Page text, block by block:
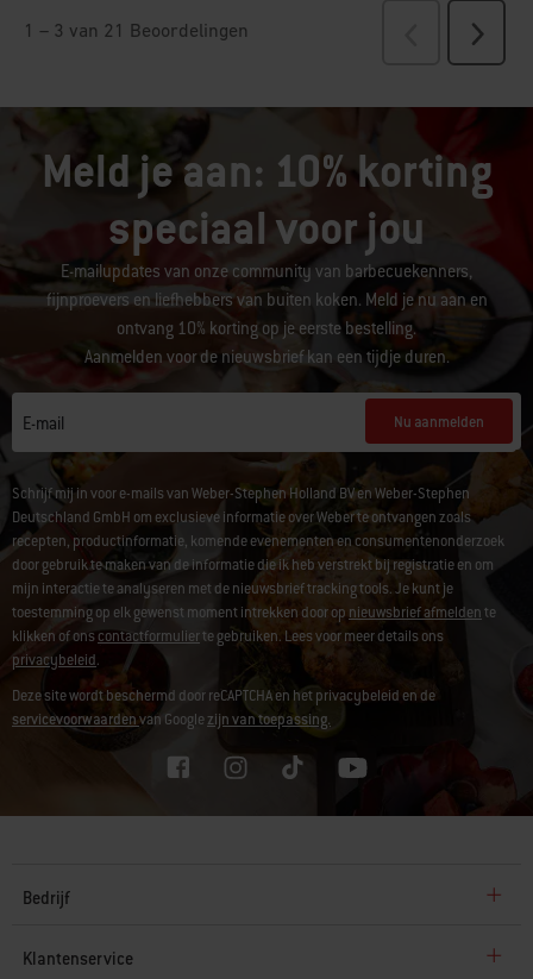
Meld je aan: 10% korting
speciaal voor jou
E-mailupdates van onze community van barbecuekenners,
fijnproevers en liefhebbers van buiten koken. Meld je nu aan en
ontvang 10% korting op je eerste bestelling.
Aanmelden voor de nieuwsbrief kan een tijdje duren.
E-mail Nu aanmelden
Schrijf mij in voor e-mails van Weber-Stephen Holland BV en Weber-Stephen
Deutschland GmbH om exclusieve informatie over Weber te ontvangen zoals
recepten, productinformatie, komende evenementen en consumentenonderzoek
door gebruik te maken van de informatie die ik heb verstrekt bij registratie en om
mijn interactie te analyseren met de nieuwsbrief tracking tools. Je kunt je
toestemming op elk gewenst moment intrekken door op nieuwsbrief afmeldente
klikken of ons contactformulierte gebruiken. Lees voor meer details ons
privacybeleid.
Deze site wordt beschermd door reCAPTCHA en het privacybeleid en de
servicevoorwaardenvan Googlezijn van toepassing.
Bedrijf
Klantenservice